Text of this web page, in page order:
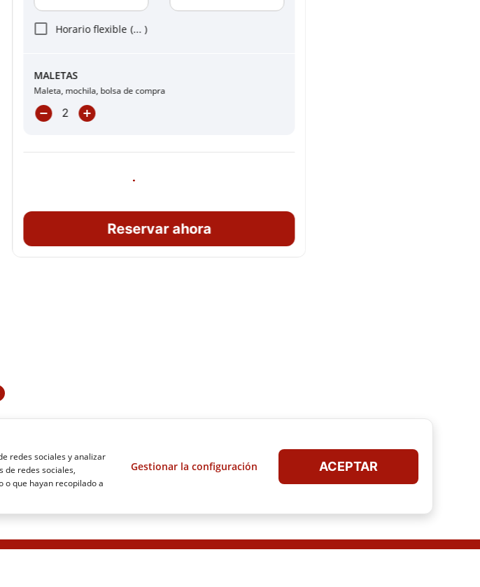
redes sociales y analizar
de redes sociales,
o que hayan recopilado a
ACEPTAR
Gestionar la configuración
Se requiere de reservación online
1 minuto de la estación de autobuses de Perugia
en el casco antiguo de
Horario flexible (...)
MALETAS
Maleta, mochila, bolsa de compra
Reservar ahora